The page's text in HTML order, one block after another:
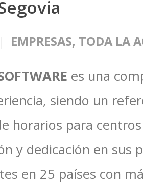
EMPRESAS, TODA LA
es una
siendo un
horarios para
y dedicación en sus
en 25 países con